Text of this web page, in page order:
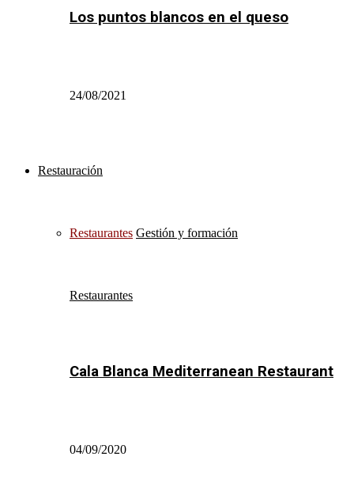
Los puntos blancos en el queso
24/08/2021
Restauración
Restaurantes Gestión y formación
Restaurantes
Cala Blanca Mediterranean Restaurant
04/09/2020